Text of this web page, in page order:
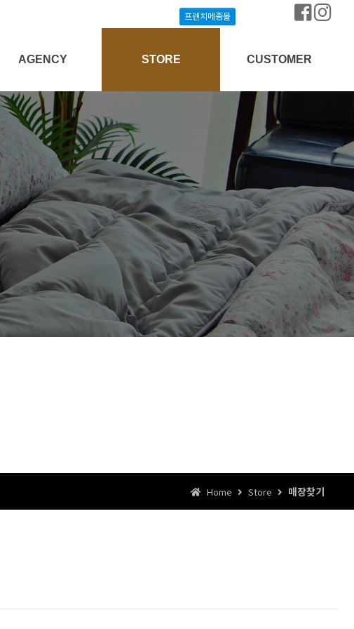
프렌치메종몰
AGENCY
대리점상담신청
대리점개설안내
STORE CUSTOMER
공지사항
질문과답변
Home Store 매장찾기